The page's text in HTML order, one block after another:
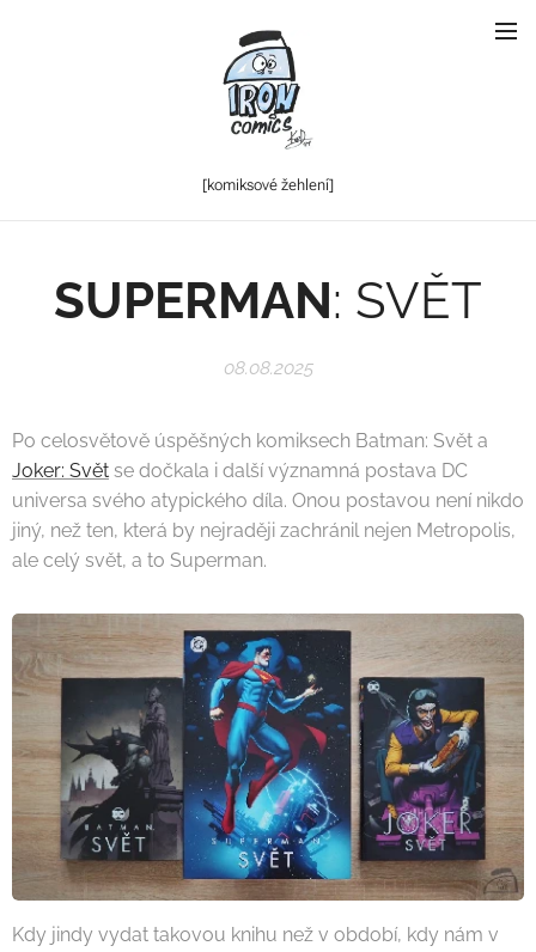
[komiksové žehlení]
SUPERMAN: SVĚT
08.08.2025
Po celosvětově úspěšných komiksech Batman: Svět a
Joker: Svět se dočkala i další významná postava DC
universa svého atypického díla. Onou postavou není nikdo
jiný, než ten, která by nejraději zachránil nejen Metropolis,
ale celý svět, a to Superman.
Kdy jindy vydat takovou knihu než v období, kdy nám v